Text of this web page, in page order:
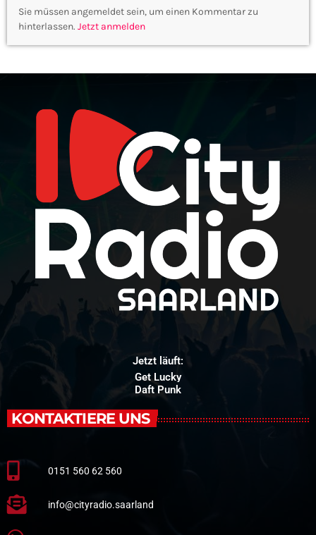
Sie müssen angemeldet sein, um einen Kommentar zu
hinterlassen. Jetzt anmelden
Jetzt läuft:
Get Lucky
Daft Punk
KONTAKTIERE UNS
0151 560 62 560
info@cityradio.saarland